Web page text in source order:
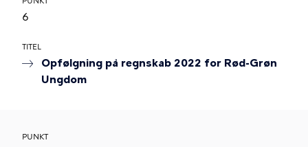
6
TITEL
Opfølgning på regnskab 2022 for Rød-Grøn
Ungdom
PUNKT